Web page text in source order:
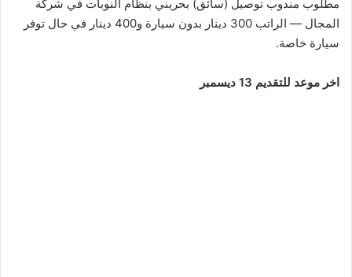
مطلوب مندوب توصيل (سائق) بحريني بنظام النوبات في شركة
المجال — الراتب 300 دينار بدون سيارة و400 دينار في حال توفر
سيارة خاصة.
اخر موعد للتقديم 13 ديسمبر